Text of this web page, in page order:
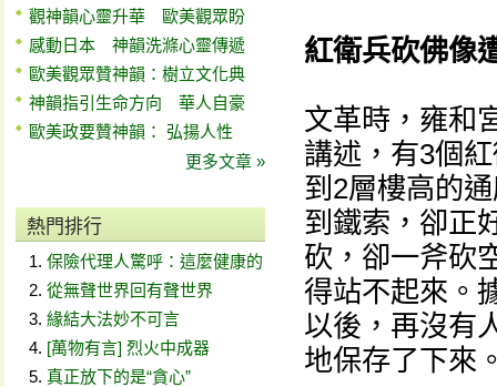
觀神韻心靈升華 歐美觀眾盼
感動日本 神韻洗滌心靈傳遞
歐美觀眾贊神韻：樹立文化典
神韻指引生命方向 華人自豪
歐美政要贊神韻： 弘揚人性
更多文章 »
熱門排行
保險代理人驚呼：這麼健康的
從無聲世界回有聲世界
緣結大法妙不可言
[萬物有言] 烈火中成器
真正放下的是“貪心”
紅衛兵砍佛像
文革時，雍和
講述，有3個
到2層樓高的
到鐵索，卻正
砍，卻一斧砍
得站不起來。
以後，再沒有
地保存了下來